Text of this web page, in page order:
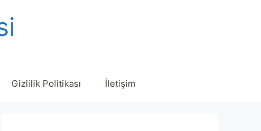
Gizlilik Politikası İletişim